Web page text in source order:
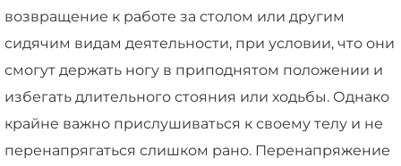
возвращение к работе за столом или другим
сидячим видам деятельности, при условии, что они
смогут держать ногу в приподнятом положении и
избегать длительного стояния или ходьбы. Однако
крайне важно прислушиваться к своему телу и не
перенапрягаться слишком рано. Перенапряжение